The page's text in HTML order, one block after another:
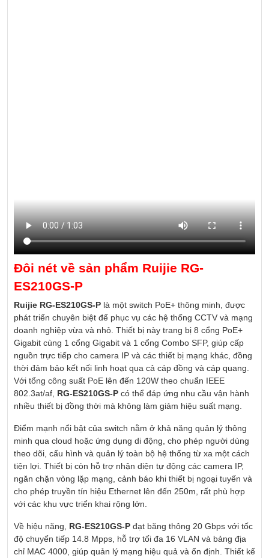
Đôi nét về sản phẩm Ruijie RG-
ES210GS-P
Ruijie RG-ES210GS-P là một switch PoE+ thông minh, được
phát triển chuyên biệt để phục vụ các hệ thống CCTV và mạng
doanh nghiệp vừa và nhỏ. Thiết bị này trang bị 8 cổng PoE+
Gigabit cùng 1 cổng Gigabit và 1 cổng Combo SFP, giúp cấp
nguồn trực tiếp cho camera IP và các thiết bị mạng khác, đồng
thời đảm bảo kết nối linh hoạt qua cả cáp đồng và cáp quang.
Với tổng công suất PoE lên đến 120W theo chuẩn IEEE
802.3at/af, RG-ES210GS-P có thể đáp ứng nhu cầu vận hành
nhiều thiết bị đồng thời mà không làm giảm hiệu suất mạng.
Điểm mạnh nổi bật của switch nằm ở khả năng quản lý thông
minh qua cloud hoặc ứng dụng di động, cho phép người dùng
theo dõi, cấu hình và quản lý toàn bộ hệ thống từ xa một cách
tiện lợi. Thiết bị còn hỗ trợ nhận diện tự động các camera IP,
ngăn chặn vòng lặp mạng, cảnh báo khi thiết bị ngoại tuyến và
cho phép truyền tín hiệu Ethernet lên đến 250m, rất phù hợp
với các khu vực triển khai rộng lớn.
Về hiệu năng, RG-ES210GS-P đạt băng thông 20 Gbps với tốc
độ chuyển tiếp 14.8 Mpps, hỗ trợ tối đa 16 VLAN và bảng địa
chỉ MAC 4000, giúp quản lý mạng hiệu quả và ổn định. Thiết kế